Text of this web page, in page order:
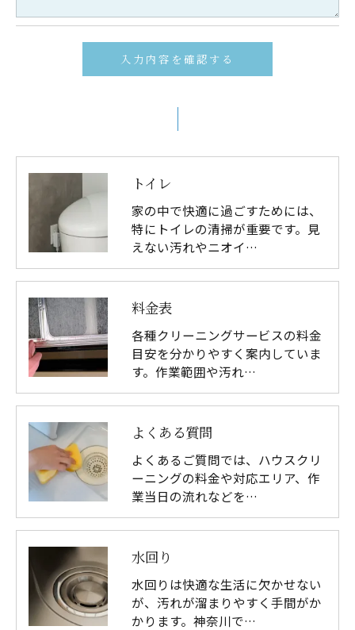
トイレ
家の中で快適に過ごすためには、
特にトイレの清掃が重要です。見
えない汚れやニオイ…
料金表
各種クリーニングサービスの料金
目安を分かりやすく案内していま
す。作業範囲や汚れ…
よくある質問
よくあるご質問では、ハウスクリ
ーニングの料金や対応エリア、作
業当日の流れなどを…
水回り
水回りは快適な生活に欠かせない
が、汚れが溜まりやすく手間がか
かります。神奈川で…